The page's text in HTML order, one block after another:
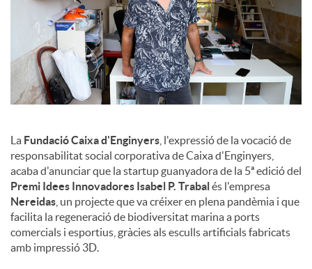
u
t
s
La Fundació Caixa d'Enginyers , l'expressió de la vocació de
responsabilitat social corporativa de Caixa d'Enginyers,
acaba d'anunciar que la startup guanyadora de la 5ª edició del
Premi Idees Innovadores Isabel P. Trabalés l'empresa
Nereidas , un projecte que va créixer en plena pandèmia i que
facilita la regeneració de biodiversitat marina a ports
comercials i esportius, gràcies als esculls artificials fabricats
amb impressió 3D.